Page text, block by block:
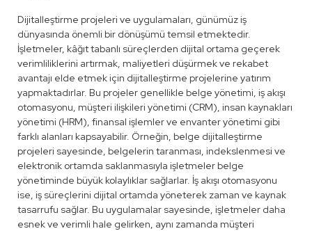
Dijitalleştirme projeleri ve uygulamaları, günümüz iş
dünyasında önemli bir dönüşümü temsil etmektedir.
İşletmeler, kâğıt tabanlı süreçlerden dijital ortama geçerek
verimliliklerini artırmak, maliyetleri düşürmek ve rekabet
avantajı elde etmek için dijitalleştirme projelerine yatırım
yapmaktadırlar. Bu projeler genellikle belge yönetimi, iş akışı
otomasyonu, müşteri ilişkileri yönetimi (CRM), insan kaynakları
yönetimi (HRM), finansal işlemler ve envanter yönetimi gibi
farklı alanları kapsayabilir. Örneğin, belge dijitalleştirme
projeleri sayesinde, belgelerin taranması, indekslenmesi ve
elektronik ortamda saklanmasıyla işletmeler belge
yönetiminde büyük kolaylıklar sağlarlar. İş akışı otomasyonu
ise, iş süreçlerini dijital ortamda yöneterek zaman ve kaynak
tasarrufu sağlar. Bu uygulamalar sayesinde, işletmeler daha
esnek ve verimli hale gelirken, aynı zamanda müşteri